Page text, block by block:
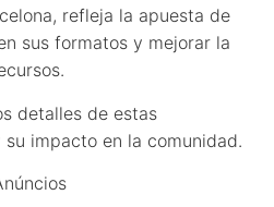
refleja la apuesta de
sus formatos y mejorar la
detalles de estas
impacto en la comunidad.